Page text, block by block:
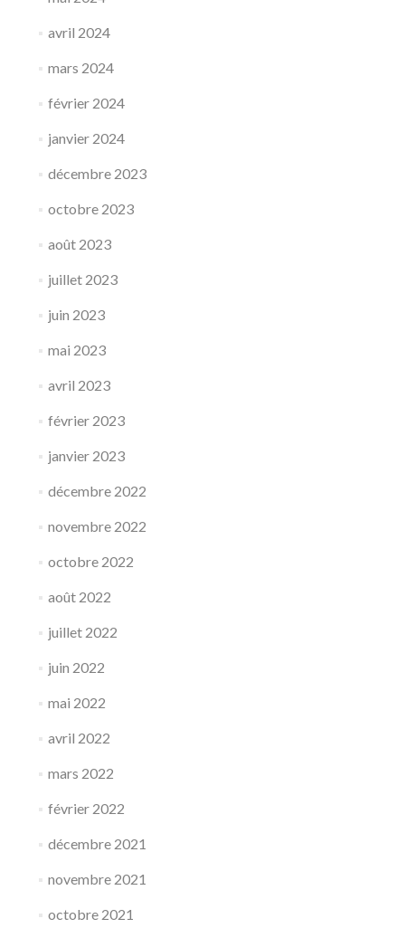
avril 2024
mars 2024
février 2024
janvier 2024
décembre 2023
octobre 2023
août 2023
juillet 2023
juin 2023
mai 2023
avril 2023
février 2023
janvier 2023
décembre 2022
novembre 2022
octobre 2022
août 2022
juillet 2022
juin 2022
mai 2022
avril 2022
mars 2022
février 2022
décembre 2021
novembre 2021
octobre 2021